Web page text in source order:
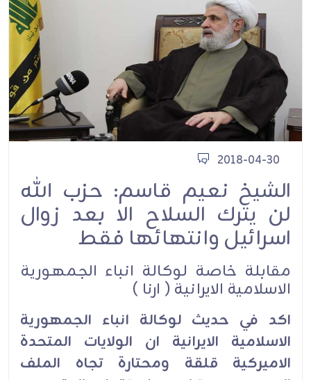
2018-04-30
الشيخ نعيم قاسم: حزب الله
لن يترك السلاح الا بعد زوال
اسرائيل وانتهائها فقط
مقابلة خاصة لوكالة انباء الجمهورية
الاسلامية الايرانية ( ارنا )
اكد في حديث لوكالة انباء الجمهورية
الاسلامية الايرانية ان الولايات المتحدة
الاميركية قلقة ومحتارة تجاه الملف